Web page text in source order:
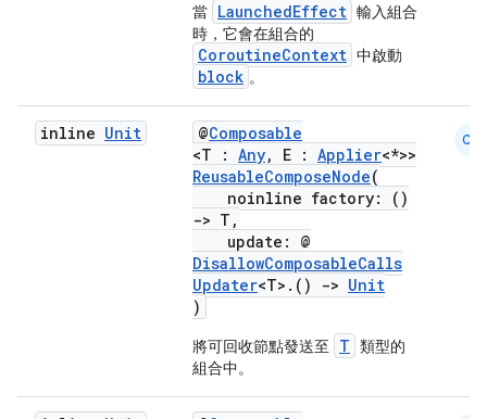
當 LaunchedEffect 輸入組合
時，它會在組合的
CoroutineContext 中啟動
block 。
inline Unit @Composable
<T : Any, E : Applier<*>>
ReusableComposeNode(
noinline factory: ()
-> T,
update: @
DisallowComposableCalls
Updater<T>.() -> Unit
)
將可回收節點發送至 T 類型的
組合中。
CM